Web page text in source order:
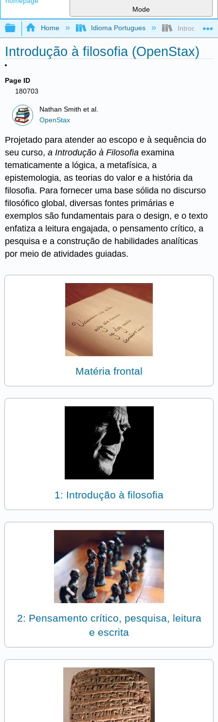
Mode
Expand/collapse global hierarchy
Home Idioma Portugues Introdução
Introdução à filosofia (OpenStax)
Page ID
180703
Nathan Smith et al.
OpenStax
Projetado para atender ao escopo e à sequência do
seu curso,a Introdução à Filosofia examina
tematicamente a lógica, a metafísica, a
epistemologia, as teorias do valor e a história da
filosofia. Para fornecer uma base sólida no discurso
filosófico global, diversas fontes primárias e
exemplos são fundamentais para o design, e o texto
enfatiza a leitura engajada, o pensamento crítico, a
pesquisa e a construção de habilidades analíticas
por meio de atividades guiadas.
Matéria frontal
1: Introdução à filosofia
2: Pensamento crítico, pesquisa, leitura
e escrita